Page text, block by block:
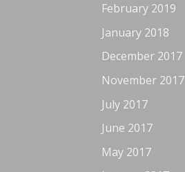
February 2019
January 2018
December 2017
November 2017
July 2017
June 2017
May 2017